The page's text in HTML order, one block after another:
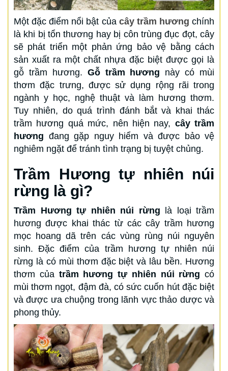
Một đặc điểm nổi bật của cây trầm hương chính
là khi bị tổn thương hay bị côn trùng đục đọt, cây
sẽ phát triển một phản ứng bảo vệ bằng cách
sản xuất ra một chất nhựa đặc biệt được gọi là
gỗ trầm hương. Gỗ trầm hương này có mùi
thơm đặc trưng, được sử dụng rộng rãi trong
ngành y học, nghệ thuật và làm hương thơm.
Tuy nhiên, do quá trình đánh bắt và khai thác
trầm hương quá mức, nên hiện nay, cây trầm
hương đang gặp nguy hiểm và được bảo vệ
nghiêm ngặt để tránh tình trạng bị tuyệt chủng.
Trầm Hương tự nhiên núi
rừng là gì?
Trầm Hương tự nhiên núi rừng là loại trầm
hương được khai thác từ các cây trầm hương
mọc hoang dã trên các vùng rùng núi nguyên
sinh. Đặc điểm của trầm hương tự nhiên núi
rừng là có mùi thơm đặc biệt và lâu bền. Hương
thơm của trầm hương tự nhiên núi rừng có
mùi thơm ngọt, đậm đà, có sức cuốn hút đặc biệt
và được ưa chuộng trong lãnh vực thảo dược và
phong thủy.